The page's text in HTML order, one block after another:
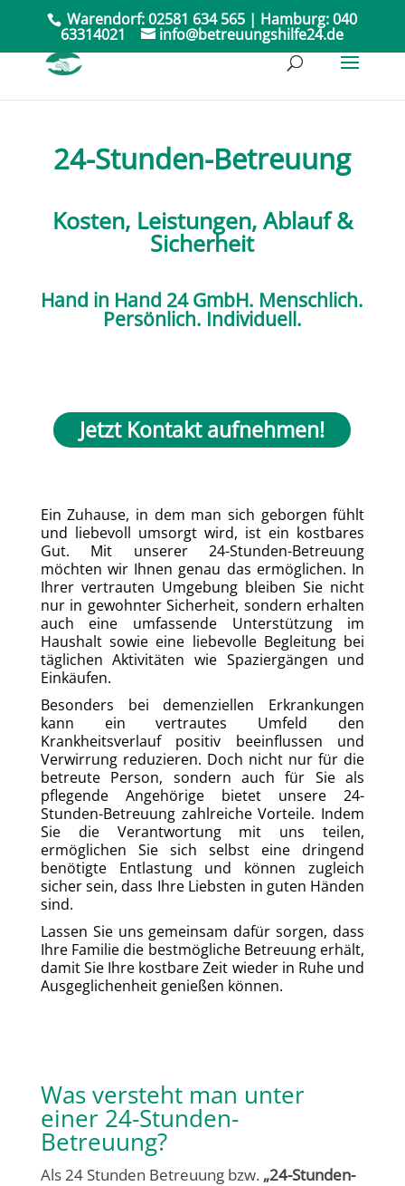
Warendorf:02581 634 565 | Hamburg:040
63314021 info@betreuungshilfe24.de
24-Stunden-Betreuung
Kosten, Leistungen, Ablauf &
Sicherheit
Hand in Hand 24 GmbH. Menschlich.
Persönlich. Individuell.
Jetzt Kontakt aufnehmen!
Ein Zuhause, in dem man sich geborgen fühlt
und liebevoll umsorgt wird, ist ein kostbares
Gut. Mit unserer 24-Stunden-Betreuung
möchten wir Ihnen genau das ermöglichen. In
Ihrer vertrauten Umgebung bleiben Sie nicht
nur in gewohnter Sicherheit, sondern erhalten
auch eine umfassende Unterstützung im
Haushalt sowie eine liebevolle Begleitung bei
täglichen Aktivitäten wie Spaziergängen und
Einkäufen.
Besonders bei demenziellen Erkrankungen
kann ein vertrautes Umfeld den
Krankheitsverlauf positiv beeinflussen und
Verwirrung reduzieren. Doch nicht nur für die
betreute Person, sondern auch für Sie als
pflegende Angehörige bietet unsere 24-
Stunden-Betreuung zahlreiche Vorteile. Indem
Sie die Verantwortung mit uns teilen,
ermöglichen Sie sich selbst eine dringend
benötigte Entlastung und können zugleich
sicher sein, dass Ihre Liebsten in guten Händen
sind.
Lassen Sie uns gemeinsam dafür sorgen, dass
Ihre Familie die bestmögliche Betreuung erhält,
damit Sie Ihre kostbare Zeit wieder in Ruhe und
Ausgeglichenheit genießen können.
Was versteht man unter
einer 24-Stunden-
Betreuung?
Als 24 Stunden Betreuung bzw. „24-Stunden-